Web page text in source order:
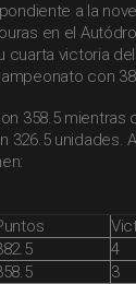
a la
en el
cuarta victoria
con
358.5 mientras
unidades.
4
3